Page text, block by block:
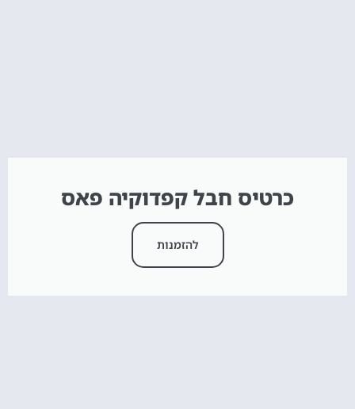
כרטיס חבל קפדוקיה פאס
להזמנות